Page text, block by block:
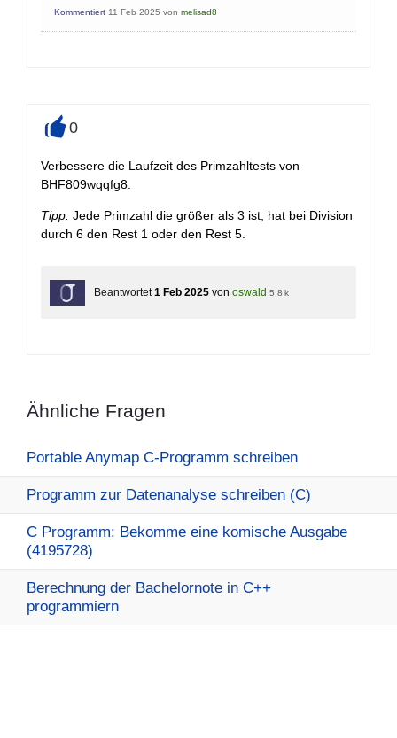
Kommentiert 11 Feb 2025 von melisad8
0
Verbessere die Laufzeit des Primzahltests von
BHF809wqqfg8.
Tipp. Jede Primzahl die größer als 3 ist, hat bei Division
durch 6 den Rest 1 oder den Rest 5.
Beantwortet 1 Feb 2025 von oswald 5,8 k
Ähnliche Fragen
Portable Anymap C-Programm schreiben
Programm zur Datenanalyse schreiben (C)
C Programm: Bekomme eine komische Ausgabe
(4195728)
Berechnung der Bachelornote in C++
programmiern